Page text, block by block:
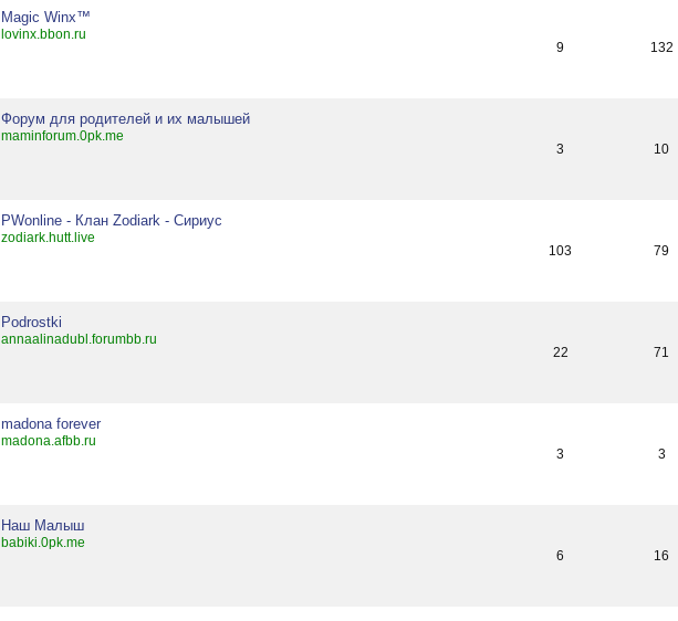
Magic Winx™
lovinx.bbon.ru
9
132
Форум для родителей и их малышей
maminforum.0pk.me
3
10
PWonline - Клан Zodiark - Сириус
zodiark.hutt.live
103
79
Podrostki
annaalinadubl.forumbb.ru
22
71
madona forever
madona.afbb.ru
3
3
Наш Малыш
babiki.0pk.me
6
16